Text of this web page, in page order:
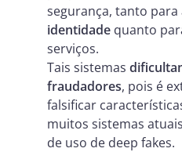
segurança, tanto para
identidade quanto
serviços.
Tais sistemas
fraudadores, pois é
falsificar
muitos sistemas
de uso de deep fakes.